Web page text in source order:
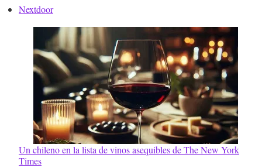
Nextdoor
Un chileno en la lista de vinos asequibles de The New York
Times